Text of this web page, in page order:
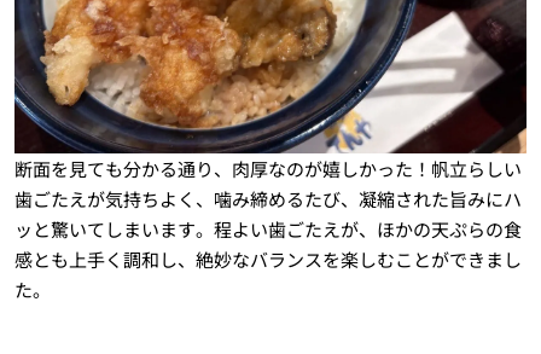
断面を見ても分かる通り、肉厚なのが嬉しかった！帆立らしい
歯ごたえが気持ちよく、噛み締めるたび、凝縮された旨みにハ
ッと驚いてしまいます。程よい歯ごたえが、ほかの天ぷらの食
感とも上手く調和し、絶妙なバランスを楽しむことができまし
た。